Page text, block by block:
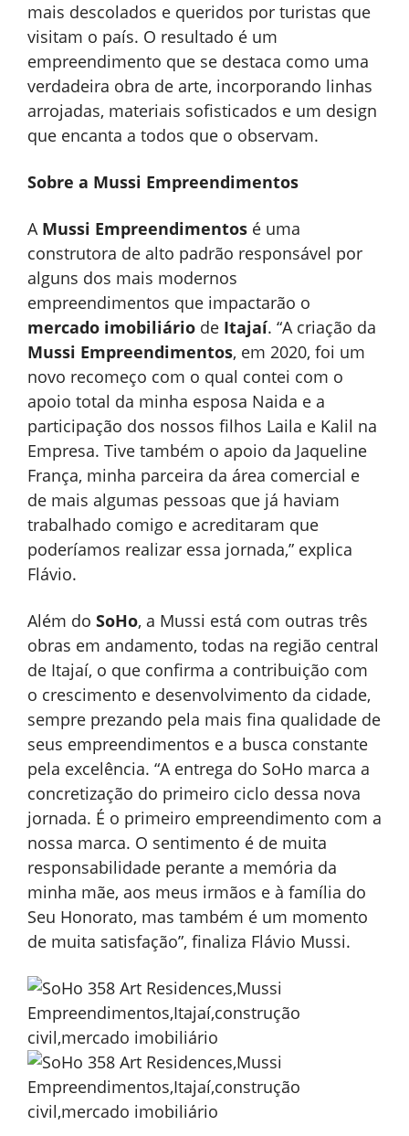
mais descolados e queridos por turistas que
visitam o país. O resultado é um
empreendimento que se destaca como uma
verdadeira obra de arte, incorporando linhas
arrojadas, materiais sofisticados e um design
que encanta a todos que o observam.
Sobre a Mussi Empreendimentos
A Mussi Empreendimentos é uma
construtora de alto padrão responsável por
alguns dos mais modernos
empreendimentos que impactarão o
mercado imobiliário de Itajaí. “A criação da
Mussi Empreendimentos, em 2020, foi um
novo recomeço com o qual contei com o
apoio total da minha esposa Naida e a
participação dos nossos filhos Laila e Kalil na
Empresa. Tive também o apoio da Jaqueline
França, minha parceira da área comercial e
de mais algumas pessoas que já haviam
trabalhado comigo e acreditaram que
poderíamos realizar essa jornada,” explica
Flávio.
Além do SoHo, a Mussi está com outras três
obras em andamento, todas na região central
de Itajaí, o que confirma a contribuição com
o crescimento e desenvolvimento da cidade,
sempre prezando pela mais fina qualidade de
seus empreendimentos e a busca constante
pela excelência. “A entrega do SoHo marca a
concretização do primeiro ciclo dessa nova
jornada. É o primeiro empreendimento com a
nossa marca. O sentimento é de muita
responsabilidade perante a memória da
minha mãe, aos meus irmãos e à família do
Seu Honorato, mas também é um momento
de muita satisfação”, finaliza Flávio Mussi.